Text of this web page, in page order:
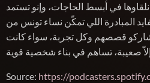
نلقاوها في أبسط الحاجات، وإنو تستمد
المبادرة اللي تمكّن نساء تونس من
قصصهم وكل تجربة، سواء كانت
Source: https://